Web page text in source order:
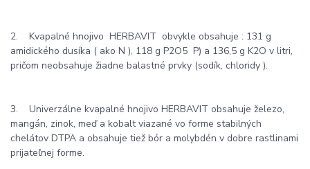
2. Kvapalné hnojivo HERBAVIT obvykle obsahuje : 131 g
amidického dusíka ( ako N ), 118 g P2O5 P) a 136,5 g K2O v litri,
pričom neobsahuje žiadne balastné prvky (sodík, chloridy ).
3. Univerzálne kvapalné hnojivo HERBAVIT obsahuje železo,
mangán, zinok, meď a kobalt viazané vo forme stabilných
chelátov DTPA a obsahuje tiež bór a molybdén v dobre rastlinami
prijateľnej forme.